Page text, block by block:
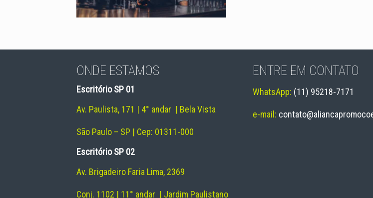
ONDE ESTAMOS
Escritório SP 01
Av. Paulista, 171 | 4° andar | Bela Vista
São Paulo – SP | Cep: 01311-000
Escritório SP 02
Av. Brigadeiro Faria Lima, 2369
Conj. 1102 | 11° andar | Jardim Paulistano
ENTRE EM CONTATO
WhatsApp: (11) 95218-7171
e-mail: